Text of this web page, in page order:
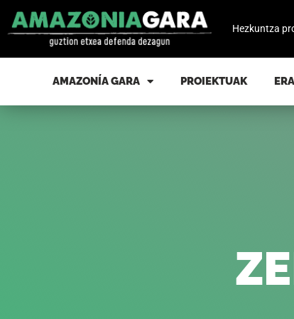
Hezkuntza
AMAZONÍA GARA PROIEKTUAK